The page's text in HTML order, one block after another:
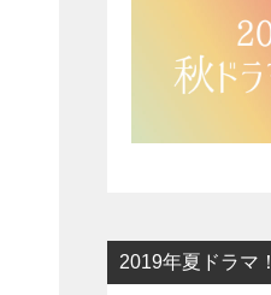
2019年夏ドラマ！